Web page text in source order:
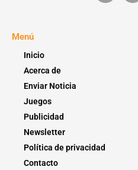
Menú
Inicio
Acerca de
Enviar Noticia
Juegos
Publicidad
Newsletter
Política de privacidad
Contacto